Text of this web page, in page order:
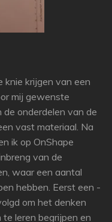
krijgen van een
mij gewenste
onderdelen van de
vast materiaal. Na
ik op OnShape
van de
waar een aantal
hebben. Eerst een -
om het denken
leren begrijpen en